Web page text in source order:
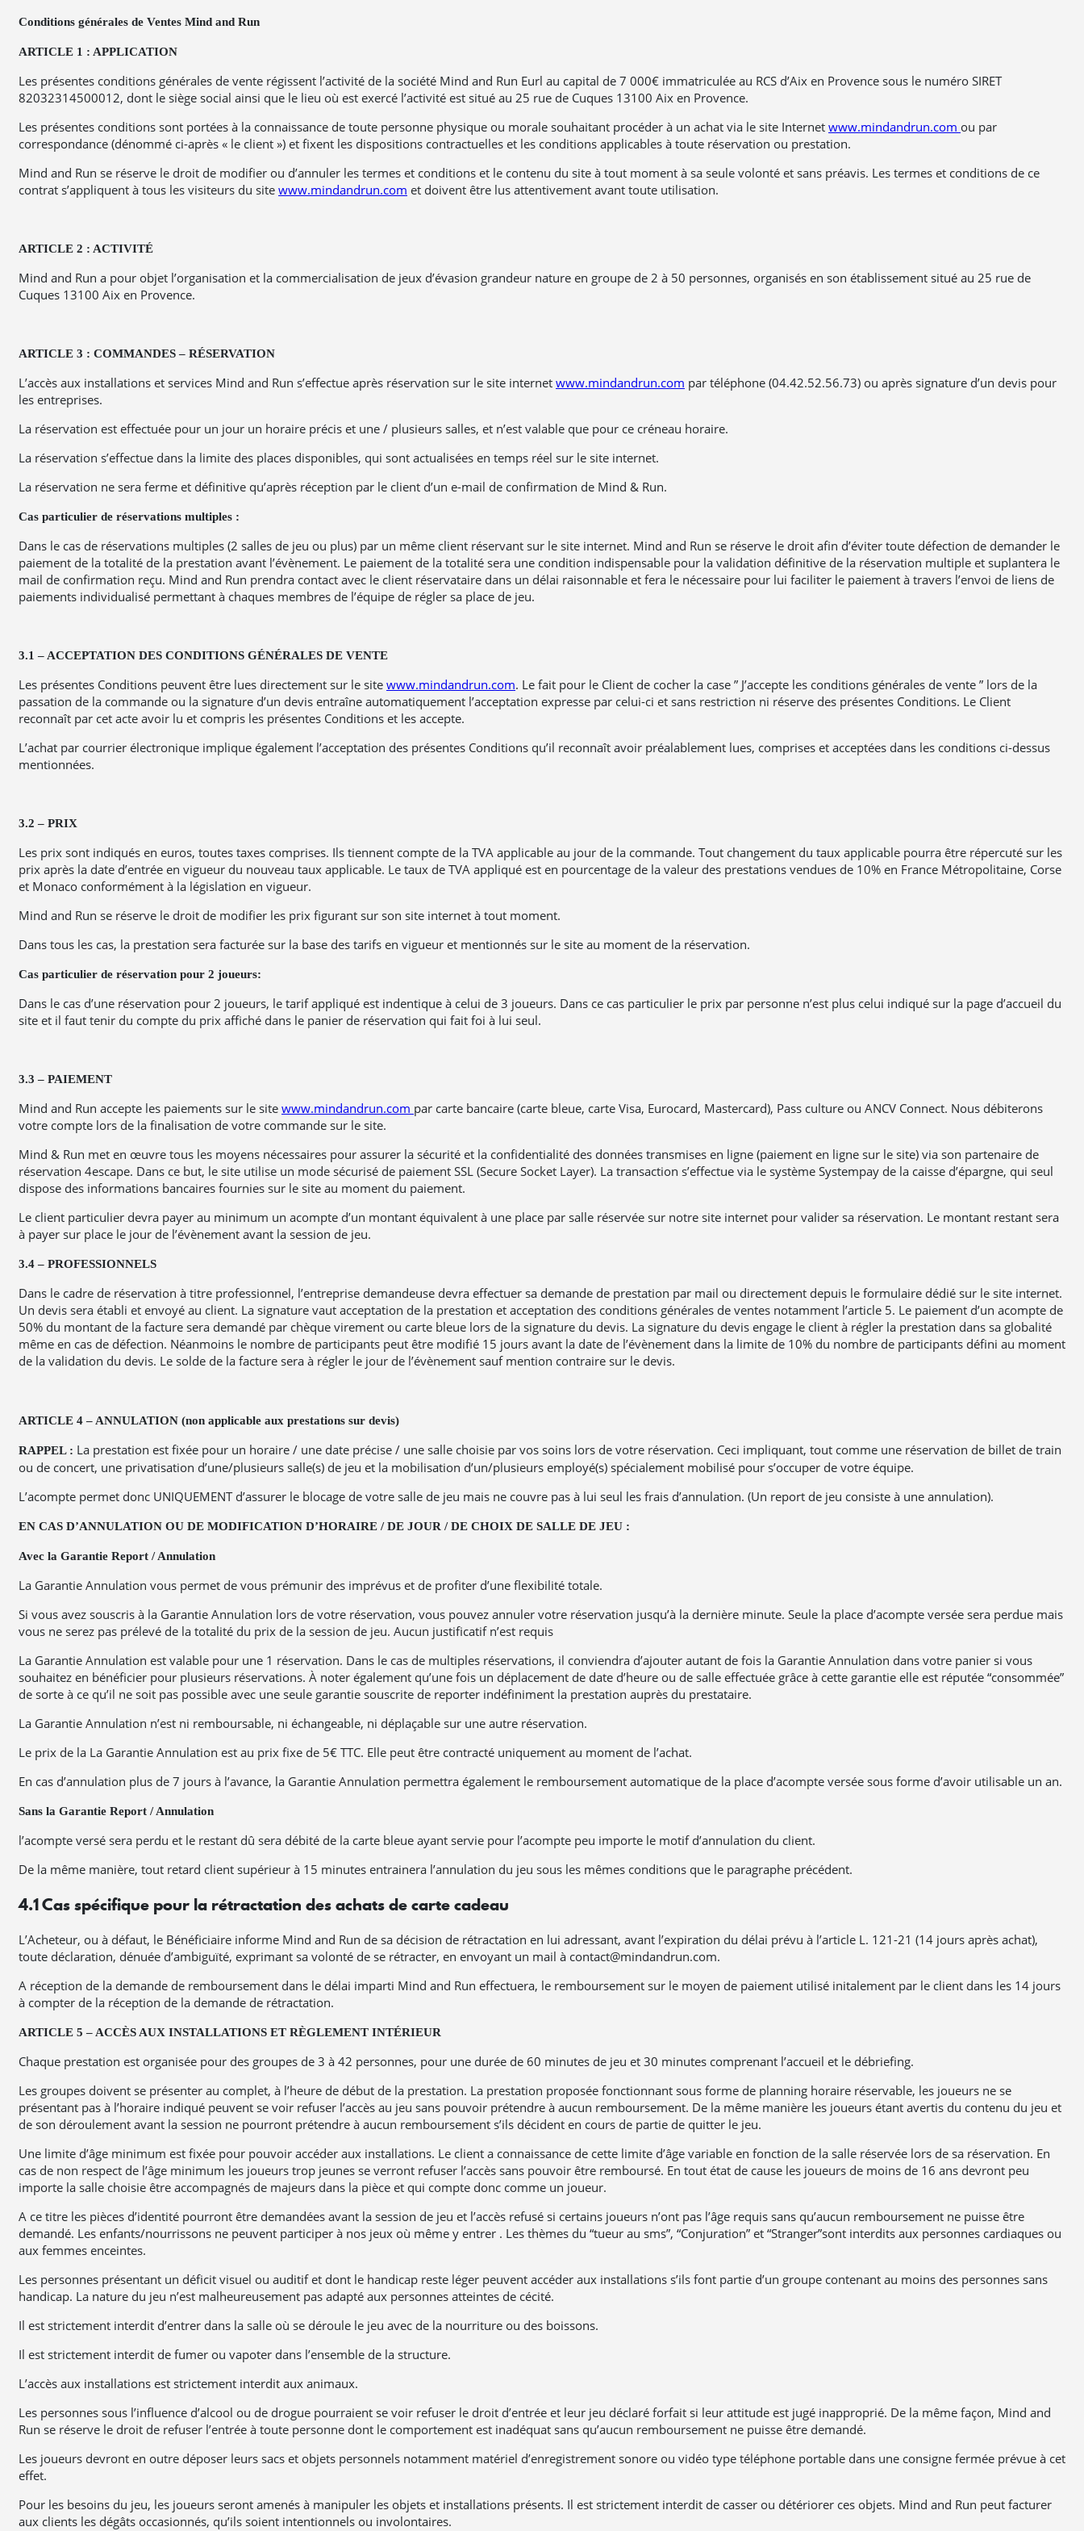
Conditions générales de Ventes Mind and Run
ARTICLE 1 : APPLICATION
Les présentes conditions générales de vente régissent l’activité de la société Mind and Run Eurl au capital de 7 000€ immatriculée au RCS d’Aix en Provence sous le numéro SIRET
82032314500012, dont le siège social ainsi que le lieu où est exercé l’activité est situé au 25 rue de Cuques 13100 Aix en Provence.
Les présentes conditions sont portées à la connaissance de toute personne physique ou morale souhaitant procéder à un achat via le site Internet www.mindandrun.com ou par
correspondance (dénommé ci-après « le client ») et fixent les dispositions contractuelles et les conditions applicables à toute réservation ou prestation.
Mind and Run se réserve le droit de modifier ou d’annuler les termes et conditions et le contenu du site à tout moment à sa seule volonté et sans préavis. Les termes et conditions de ce
contrat s’appliquent à tous les visiteurs du site www.mindandrun.com et doivent être lus attentivement avant toute utilisation.
ARTICLE 2 : ACTIVITÉ
Mind and Run a pour objet l’organisation et la commercialisation de jeux d’évasion grandeur nature en groupe de 2 à 50 personnes, organisés en son établissement situé au 25 rue de
Cuques 13100 Aix en Provence.
ARTICLE 3 : COMMANDES – RÉSERVATION
L’accès aux installations et services Mind and Run s’effectue après réservation sur le site internet www.mindandrun.com par téléphone (04.42.52.56.73) ou après signature d’un devis pour
les entreprises.
La réservation est effectuée pour un jour un horaire précis et une / plusieurs salles, et n’est valable que pour ce créneau horaire.
La réservation s’effectue dans la limite des places disponibles, qui sont actualisées en temps réel sur le site internet.
La réservation ne sera ferme et définitive qu’après réception par le client d’un e-mail de confirmation de Mind & Run.
Cas particulier de réservations multiples :
Dans le cas de réservations multiples (2 salles de jeu ou plus) par un même client réservant sur le site internet. Mind and Run se réserve le droit afin d’éviter toute défection de demander le
paiement de la totalité de la prestation avant l’évènement. Le paiement de la totalité sera une condition indispensable pour la validation définitive de la réservation multiple et suplantera le
mail de confirmation reçu. Mind and Run prendra contact avec le client réservataire dans un délai raisonnable et fera le nécessaire pour lui faciliter le paiement à travers l’envoi de liens de
paiements individualisé permettant à chaques membres de l’équipe de régler sa place de jeu.
3.1 – ACCEPTATION DES CONDITIONS GÉNÉRALES DE VENTE
Les présentes Conditions peuvent être lues directement sur le site www.mindandrun.com. Le fait pour le Client de cocher la case ” J’accepte les conditions générales de vente ” lors de la
passation de la commande ou la signature d’un devis entraîne automatiquement l’acceptation expresse par celui-ci et sans restriction ni réserve des présentes Conditions. Le Client
reconnaît par cet acte avoir lu et compris les présentes Conditions et les accepte.
L’achat par courrier électronique implique également l’acceptation des présentes Conditions qu’il reconnaît avoir préalablement lues, comprises et acceptées dans les conditions ci-dessus
mentionnées.
3.2 – PRIX
Les prix sont indiqués en euros, toutes taxes comprises. Ils tiennent compte de la TVA applicable au jour de la commande. Tout changement du taux applicable pourra être répercuté sur les
prix après la date d’entrée en vigueur du nouveau taux applicable. Le taux de TVA appliqué est en pourcentage de la valeur des prestations vendues de 10% en France Métropolitaine, Corse
et Monaco conformément à la législation en vigueur.
Mind and Run se réserve le droit de modifier les prix figurant sur son site internet à tout moment.
Dans tous les cas, la prestation sera facturée sur la base des tarifs en vigueur et mentionnés sur le site au moment de la réservation.
Cas particulier de réservation pour 2 joueurs:
Dans le cas d’une réservation pour 2 joueurs, le tarif appliqué est indentique à celui de 3 joueurs. Dans ce cas particulier le prix par personne n’est plus celui indiqué sur la page d’accueil du
site et il faut tenir du compte du prix affiché dans le panier de réservation qui fait foi à lui seul.
3.3 – PAIEMENT
Mind and Run accepte les paiements sur le site www.mindandrun.com par carte bancaire (carte bleue, carte Visa, Eurocard, Mastercard), Pass culture ou ANCV Connect. Nous débiterons
votre compte lors de la finalisation de votre commande sur le site.
Mind & Run met en œuvre tous les moyens nécessaires pour assurer la sécurité et la confidentialité des données transmises en ligne (paiement en ligne sur le site) via son partenaire de
réservation 4escape. Dans ce but, le site utilise un mode sécurisé de paiement SSL (Secure Socket Layer). La transaction s’effectue via le système Systempay de la caisse d’épargne, qui seul
dispose des informations bancaires fournies sur le site au moment du paiement.
Le client particulier devra payer au minimum un acompte d’un montant équivalent à une place par salle réservée sur notre site internet pour valider sa réservation. Le montant restant sera
à payer sur place le jour de l’évènement avant la session de jeu.
3.4 – PROFESSIONNELS
Dans le cadre de réservation à titre professionnel, l’entreprise demandeuse devra effectuer sa demande de prestation par mail ou directement depuis le formulaire dédié sur le site internet.
Un devis sera établi et envoyé au client. La signature vaut acceptation de la prestation et acceptation des conditions générales de ventes notamment l’article 5. Le paiement d’un acompte de
50% du montant de la facture sera demandé par chèque virement ou carte bleue lors de la signature du devis. La signature du devis engage le client à régler la prestation dans sa globalité
même en cas de défection. Néanmoins le nombre de participants peut être modifié 15 jours avant la date de l’évènement dans la limite de 10% du nombre de participants défini au moment
de la validation du devis. Le solde de la facture sera à régler le jour de l’évènement sauf mention contraire sur le devis.
ARTICLE 4 – ANNULATION (non applicable aux prestations sur devis)
RAPPEL : La prestation est fixée pour un horaire / une date précise / une salle choisie par vos soins lors de votre réservation. Ceci impliquant, tout comme une réservation de billet de train
ou de concert, une privatisation d’une/plusieurs salle(s) de jeu et la mobilisation d’un/plusieurs employé(s) spécialement mobilisé pour s’occuper de votre équipe.
L’acompte permet donc UNIQUEMENT d’assurer le blocage de votre salle de jeu mais ne couvre pas à lui seul les frais d’annulation. (Un report de jeu consiste à une annulation).
EN CAS D’ANNULATION OU DE MODIFICATION D’HORAIRE / DE JOUR / DE CHOIX DE SALLE DE JEU :
Avec la Garantie Report / Annulation
La Garantie Annulation vous permet de vous prémunir des imprévus et de profiter d’une flexibilité totale.
Si vous avez souscris à la Garantie Annulation lors de votre réservation, vous pouvez annuler votre réservation jusqu’à la dernière minute. Seule la place d’acompte versée sera perdue mais
vous ne serez pas prélevé de la totalité du prix de la session de jeu. Aucun justificatif n’est requis
La Garantie Annulation est valable pour une 1 réservation. Dans le cas de multiples réservations, il conviendra d’ajouter autant de fois la Garantie Annulation dans votre panier si vous
souhaitez en bénéficier pour plusieurs réservations. À noter également qu’une fois un déplacement de date d’heure ou de salle effectuée grâce à cette garantie elle est réputée “consommée”
de sorte à ce qu’il ne soit pas possible avec une seule garantie souscrite de reporter indéfiniment la prestation auprès du prestataire.
La Garantie Annulation n’est ni remboursable, ni échangeable, ni déplaçable sur une autre réservation.
Le prix de la La Garantie Annulation est au prix fixe de 5€ TTC. Elle peut être contracté uniquement au moment de l’achat.
En cas d’annulation plus de 7 jours à l’avance, la Garantie Annulation permettra également le remboursement automatique de la place d’acompte versée sous forme d’avoir utilisable un an.
Sans la Garantie Report / Annulation
l’acompte versé sera perdu et le restant dû sera débité de la carte bleue ayant servie pour l’acompte peu importe le motif d’annulation du client.
De la même manière, tout retard client supérieur à 15 minutes entrainera l’annulation du jeu sous les mêmes conditions que le paragraphe précédent.
4.1 Cas spécifique pour la rétractation des achats de carte cadeau
L’Acheteur, ou à défaut, le Bénéficiaire informe Mind and Run de sa décision de rétractation en lui adressant, avant l’expiration du délai prévu à l’article L. 121-21 (14 jours après achat),
toute déclaration, dénuée d’ambiguïté, exprimant sa volonté de se rétracter, en envoyant un mail à contact@mindandrun.com.
A réception de la demande de remboursement dans le délai imparti Mind and Run effectuera, le remboursement sur le moyen de paiement utilisé initalement par le client dans les 14 jours
à compter de la réception de la demande de rétractation.
ARTICLE 5 – ACCÈS AUX INSTALLATIONS ET RÈGLEMENT INTÉRIEUR
Chaque prestation est organisée pour des groupes de 3 à 42 personnes, pour une durée de 60 minutes de jeu et 30 minutes comprenant l’accueil et le débriefing.
Les groupes doivent se présenter au complet, à l’heure de début de la prestation. La prestation proposée fonctionnant sous forme de planning horaire réservable, les joueurs ne se
présentant pas à l’horaire indiqué peuvent se voir refuser l’accès au jeu sans pouvoir prétendre à aucun remboursement. De la même manière les joueurs étant avertis du contenu du jeu et
de son déroulement avant la session ne pourront prétendre à aucun remboursement s’ils décident en cours de partie de quitter le jeu.
Une limite d’âge minimum est fixée pour pouvoir accéder aux installations. Le client a connaissance de cette limite d’âge variable en fonction de la salle réservée lors de sa réservation. En
cas de non respect de l’âge minimum les joueurs trop jeunes se verront refuser l’accès sans pouvoir être remboursé. En tout état de cause les joueurs de moins de 16 ans devront peu
importe la salle choisie être accompagnés de majeurs dans la pièce et qui compte donc comme un joueur.
A ce titre les pièces d’identité pourront être demandées avant la session de jeu et l’accès refusé si certains joueurs n’ont pas l’âge requis sans qu’aucun remboursement ne puisse être
demandé. Les enfants/nourrissons ne peuvent participer à nos jeux où même y entrer . Les thèmes du “tueur au sms”, “Conjuration” et “Stranger”sont interdits aux personnes cardiaques ou
aux femmes enceintes.
Les personnes présentant un déficit visuel ou auditif et dont le handicap reste léger peuvent accéder aux installations s’ils font partie d’un groupe contenant au moins des personnes sans
handicap. La nature du jeu n’est malheureusement pas adapté aux personnes atteintes de cécité.
Il est strictement interdit d’entrer dans la salle où se déroule le jeu avec de la nourriture ou des boissons.
Il est strictement interdit de fumer ou vapoter dans l’ensemble de la structure.
L’accès aux installations est strictement interdit aux animaux.
Les personnes sous l’influence d’alcool ou de drogue pourraient se voir refuser le droit d’entrée et leur jeu déclaré forfait si leur attitude est jugé inapproprié. De la même façon, Mind and
Run se réserve le droit de refuser l’entrée à toute personne dont le comportement est inadéquat sans qu’aucun remboursement ne puisse être demandé.
Les joueurs devront en outre déposer leurs sacs et objets personnels notamment matériel d’enregistrement sonore ou vidéo type téléphone portable dans une consigne fermée prévue à cet
effet.
Pour les besoins du jeu, les joueurs seront amenés à manipuler les objets et installations présents. Il est strictement interdit de casser ou détériorer ces objets. Mind and Run peut facturer
aux clients les dégâts occasionnés, qu’ils soient intentionnels ou involontaires.